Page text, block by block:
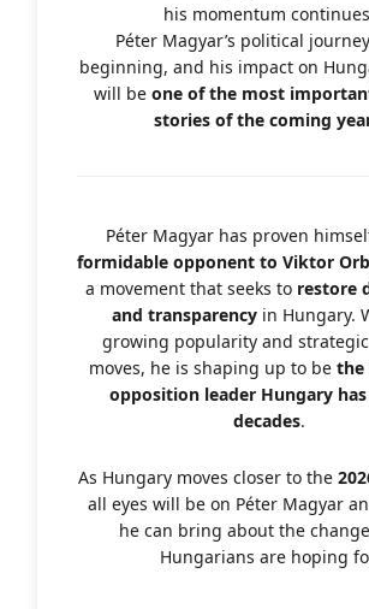
his momentum
Péter Magyar’s political
beginning, and his impact on
will be one of the most
stories of the coming
Péter Magyar has proven
formidable opponent to Viktor
a movement that seeks to restore
and transparency in Hungary.
growing popularity and
moves, he is shaping up to be the
opposition leader Hungary has
decades.
As Hungary moves closer to the
all eyes will be on Péter Magyar
he can bring about the
Hungarians are hoping